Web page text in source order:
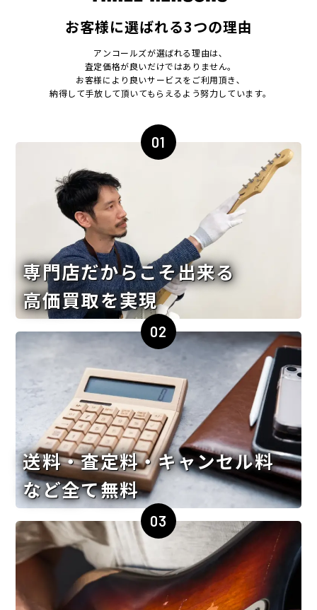
お客様に選ばれる3つの理由
アンコールズが選ばれる理由は､
査定価格が良いだけではありません｡
お客様により良いサービスをご利用頂き､
納得して手放して頂いてもらえるよう努力しています｡
01
専門店だからこそ出来る
高価買取を実現
02
送料・査定料・キャンセル料
など全て無料
03